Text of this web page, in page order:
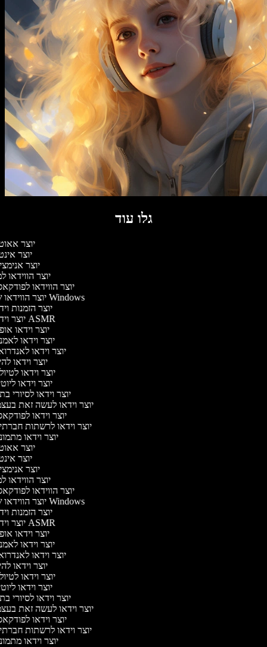
גלו עוד
יוצר
יוצר
יוצר
יוצר הווידאו
יוצר הווידאו
יוצר הווידאו של Windows
יוצר הזמנות
יוצר וידאו ASMR
יוצר וידאו
יוצר וידאו
יוצר וידאו
יוצר וידאו
יוצר וידאו
יוצר וידאו
יוצר וידאו לסיורי
יוצר וידאו לעשה זאת
יוצר וידאו
יוצר וידאו לרשתות
יוצר וידאו
יוצר
יוצר
יוצר
יוצר הווידאו
יוצר הווידאו
יוצר הווידאו של Windows
יוצר הזמנות
יוצר וידאו ASMR
יוצר וידאו
יוצר וידאו
יוצר וידאו
יוצר וידאו
יוצר וידאו
יוצר וידאו
יוצר וידאו לסיורי
יוצר וידאו לעשה זאת
יוצר וידאו
יוצר וידאו לרשתות
יוצר וידאו